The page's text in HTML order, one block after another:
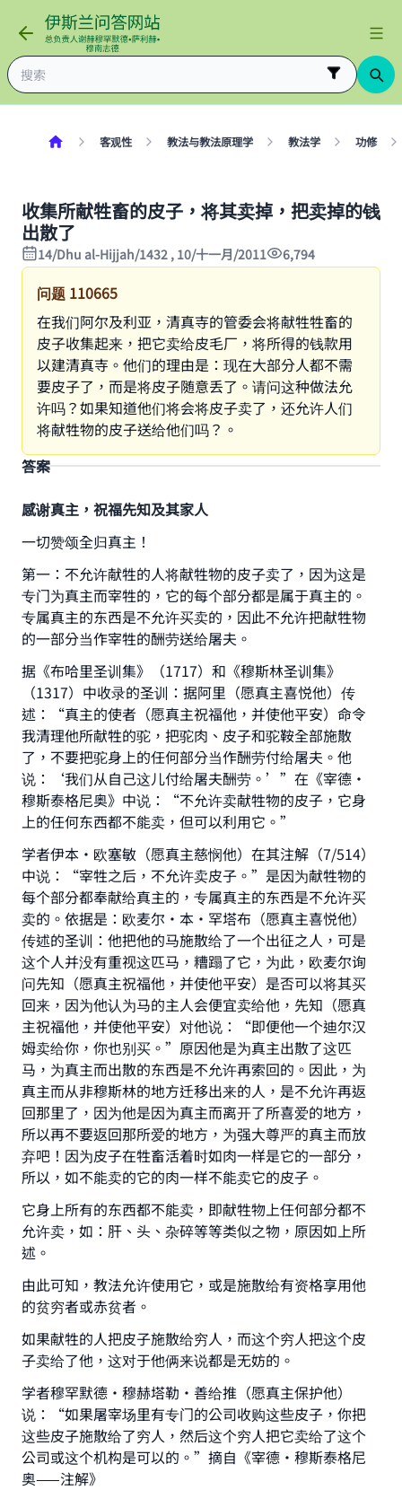
客观性 教法与教法原理学 教法学 功修
收集所献牲畜的皮子，将其卖掉，把卖掉的钱
出散了
14/Dhu al-Hijjah/1432 , 10/十一月/2011 6,794
问题 110665
在我们阿尔及利亚，清真寺的管委会将献牲牲畜的
皮子收集起来，把它卖给皮毛厂，将所得的钱款用
以建清真寺。他们的理由是：现在大部分人都不需
要皮子了，而是将皮子随意丢了。请问这种做法允
许吗？如果知道他们将会将皮子卖了，还允许人们
将献牲物的皮子送给他们吗？。
答案
感谢真主，祝福先知及其家人
一切赞颂全归真主！
第一：不允许献牲的人将献牲物的皮子卖了，因为这是
专门为真主而宰牲的，它的每个部分都是属于真主的。
专属真主的东西是不允许买卖的，因此不允许把献牲物
的一部分当作宰牲的酬劳送给屠夫。
据《布哈里圣训集》（1717）和《穆斯林圣训集》
（1317）中收录的圣训：据阿里（愿真主喜悦他）传
述：“真主的使者（愿真主祝福他，并使他平安）命令
我清理他所献牲的驼，把驼肉、皮子和驼鞍全部施散
了，不要把驼身上的任何部分当作酬劳付给屠夫。他
说：‘我们从自己这儿付给屠夫酬劳。’”在《宰德·
穆斯泰格尼奥》中说：“不允许卖献牲物的皮子，它身
上的任何东西都不能卖，但可以利用它。”
学者伊本・欧塞敏（愿真主慈悯他）在其注解（7/514）
中说：“宰牲之后，不允许卖皮子。”是因为献牲物的
每个部分都奉献给真主的，专属真主的东西是不允许买
卖的。依据是：欧麦尔·本·罕塔布（愿真主喜悦他）
传述的圣训：他把他的马施散给了一个出征之人，可是
这个人并没有重视这匹马，糟蹋了它，为此，欧麦尔询
问先知（愿真主祝福他，并使他平安）是否可以将其买
回来，因为他认为马的主人会便宜卖给他，先知（愿真
主祝福他，并使他平安）对他说：“即便他一个迪尔汉
姆卖给你，你也别买。”原因他是为真主出散了这匹
马，为真主而出散的东西是不允许再索回的。因此，为
真主而从非穆斯林的地方迁移出来的人，是不允许再返
回那里了，因为他是因为真主而离开了所喜爱的地方，
所以再不要返回那所爱的地方，为强大尊严的真主而放
弃吧！因为皮子在牲畜活着时如肉一样是它的一部分，
所以，如不能卖的它的肉一样不能卖它的皮子。
它身上所有的东西都不能卖，即献牲物上任何部分都不
允许卖，如：肝、头、杂碎等等类似之物，原因如上所
述。
由此可知，教法允许使用它，或是施散给有资格享用他
的贫穷者或赤贫者。
如果献牲的人把皮子施散给穷人，而这个穷人把这个皮
子卖给了他，这对于他俩来说都是无妨的。
学者穆罕默德·穆赫塔勒·善给推（愿真主保护他）
说：“如果屠宰场里有专门的公司收购这些皮子，你把
这些皮子施散给了穷人，然后这个穷人把它卖给了这个
公司或这个机构是可以的。”摘自《宰德·穆斯泰格尼
奥——注解》
Make an impact on millions of lives
with your contribution today
Your support is crucial for our mission.